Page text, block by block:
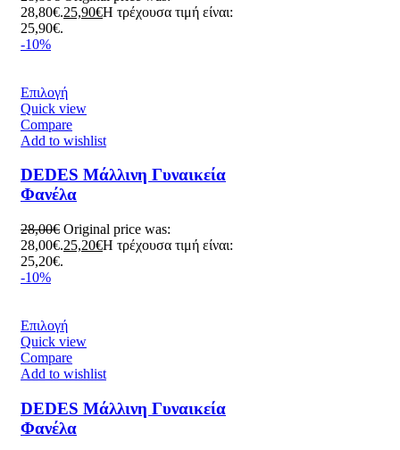
28,80€.25,90€Η τρέχουσα τιμή είναι:
25,90€.
-10%
Επιλογή
Quick view
Compare
Add to wishlist
DEDES Μάλλινη Γυναικεία
Φανέλα
28,00€ Original price was:
28,00€.25,20€Η τρέχουσα τιμή είναι:
25,20€.
-10%
Επιλογή
Quick view
Compare
Add to wishlist
DEDES Μάλλινη Γυναικεία
Φανέλα